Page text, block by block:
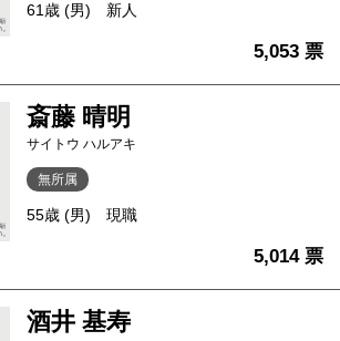
61歳 (男) 新人
5,053 票
斎藤 晴明
サイトウ ハルアキ
無所属
55歳 (男) 現職
5,014 票
酒井 基寿